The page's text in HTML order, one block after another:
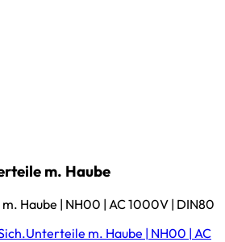
m. Haube
Haube | NH00 | AC 1000V | DIN80
m. Haube | NH00 | AC